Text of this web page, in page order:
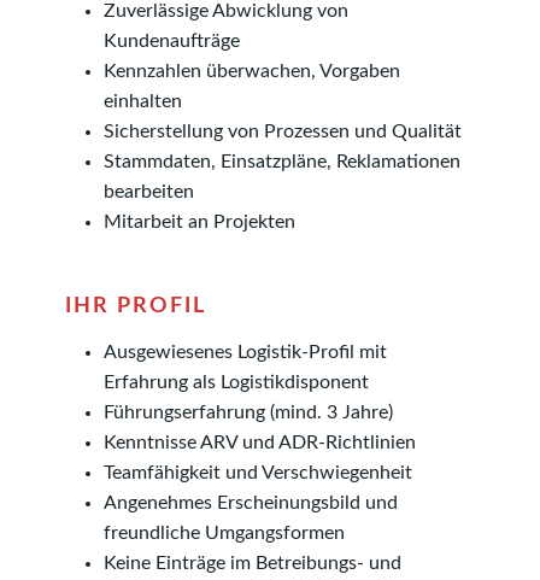
Zuverlässige Abwicklung von
Kundenaufträge
Kennzahlen überwachen, Vorgaben
einhalten
Sicherstellung von Prozessen und Qualität
Stammdaten, Einsatzpläne, Reklamationen
bearbeiten
Mitarbeit an Projekten
IHR PROFIL
Ausgewiesenes Logistik-Profil mit
Erfahrung als Logistikdisponent
Führungserfahrung (mind. 3 Jahre)
Kenntnisse ARV und ADR-Richtlinien
Teamfähigkeit und Verschwiegenheit
Angenehmes Erscheinungsbild und
freundliche Umgangsformen
Keine Einträge im Betreibungs- und